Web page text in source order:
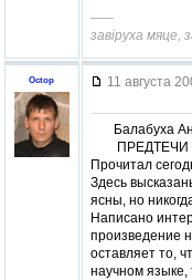
–––
завiруха мяце,
Octop
11 августа
Балабуха
ПРЕДТЕЧИ
Прочитал
Здесь
ясны, но
Написано
произведение
оставляет то,
научном языке,